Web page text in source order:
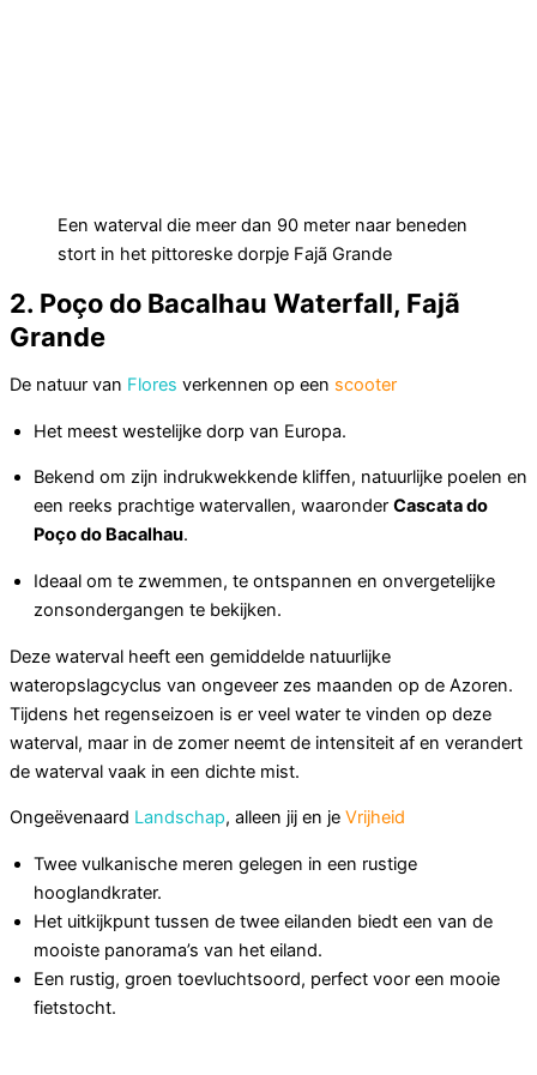
Een waterval die meer dan 90 meter naar beneden
stort in het pittoreske dorpje Fajã Grande
2. Poço do Bacalhau Waterfall, Fajã
Grande
De natuur van Flores verkennen op een scooter
Het meest westelijke dorp van Europa.
Bekend om zijn indrukwekkende kliffen, natuurlijke poelen en
een reeks prachtige watervallen, waaronder Cascata do
Poço do Bacalhau.
Ideaal om te zwemmen, te ontspannen en onvergetelijke
zonsondergangen te bekijken.
Deze waterval heeft een gemiddelde natuurlijke
wateropslagcyclus van ongeveer zes maanden op de Azoren.
Tijdens het regenseizoen is er veel water te vinden op deze
waterval, maar in de zomer neemt de intensiteit af en verandert
de waterval vaak in een dichte mist.
Ongeëvenaard Landschap, alleen jij en je Vrijheid
Twee vulkanische meren gelegen in een rustige
hooglandkrater.
Het uitkijkpunt tussen de twee eilanden biedt een van de
mooiste panorama’s van het eiland.
Een rustig, groen toevluchtsoord, perfect voor een mooie
fietstocht.